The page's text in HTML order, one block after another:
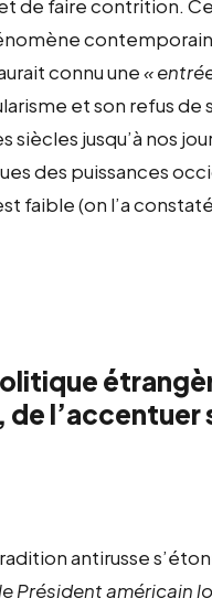
de faire contrition.
connu une«
et son refus de
siècles jusqu’à nos
des puissances
faible (on l’a
l’accentuer
antirusse
Président américain